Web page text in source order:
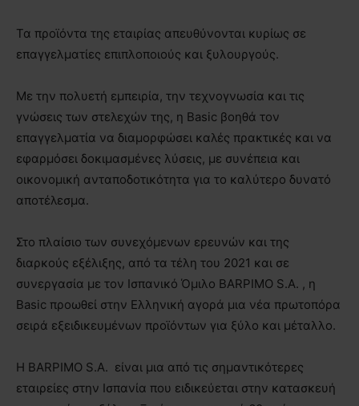
Τα προϊόντα της εταιρίας απευθύνονται κυρίως σε
επαγγελματίες επιπλοποιούς και ξυλουργούς.
Με την πολυετή εμπειρία, την τεχνογνωσία και τις
γνώσεις των στελεχών της, η Basic βοηθά τον
επαγγελματία να διαμορφώσει καλές πρακτικές και να
εφαρμόσει δοκιμασμένες λύσεις, με συνέπεια και
οικονομική ανταποδοτικότητα για το καλύτερο δυνατό
αποτέλεσμα.
Στο πλαίσιο των συνεχόμενων ερευνών και της
διαρκούς εξέλιξης, από τα τέλη του 2021 και σε
συνεργασία με τον Ισπανικό Όμιλο BARPIMO S.A. , η
Basic προωθεί στην Ελληνική αγορά μια νέα πρωτοπόρα
σειρά εξειδικευμένων προϊόντων για ξύλο και μέταλλο.
Η BARPIMO S.A. είναι μια από τις σημαντικότερες
εταιρείες στην Ισπανία που ειδικεύεται στην κατασκευή